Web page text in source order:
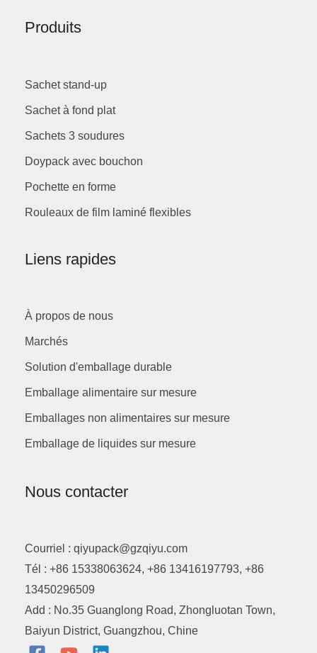
Produits
Sachet stand-up
Sachet à fond plat
Sachets 3 soudures
Doypack avec bouchon
Pochette en forme
Rouleaux de film laminé flexibles
Liens rapides
À propos de nous
Marchés
Solution d'emballage durable
Emballage alimentaire sur mesure
Emballages non alimentaires sur mesure
Emballage de liquides sur mesure
Nous contacter
Courriel : qiyupack@gzqiyu.com
Tél : +86 15338063624, +86 13416197793, +86
13450296509
Add : No.35 Guanglong Road, Zhongluotan Town,
Baiyun District, Guangzhou, Chine